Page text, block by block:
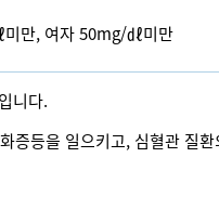
만, 여자 50mg/㎗미만
니다.
증등을 일으키고, 심혈관 질